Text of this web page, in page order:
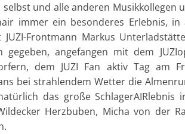
und alle anderen Musikkollegen
immer ein besonderes Erlebnis,
Frontmann Markus
angefangen mit dem
dem JUZI Fan aktiv Tag am
bei strahlendem Wetter die
das große
Herzbuben, Micha von der